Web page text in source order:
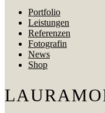
Portfolio
Leistungen
Referenzen
Fotografin
News
Shop